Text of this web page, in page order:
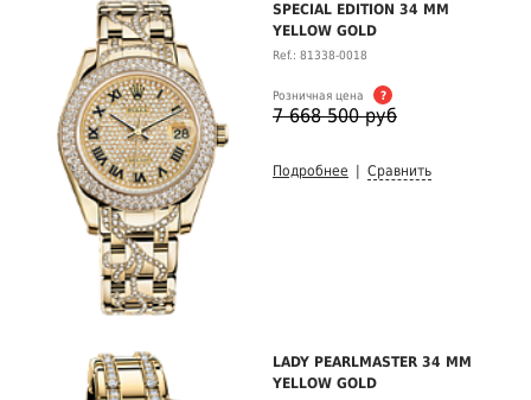
SPECIAL EDITION 34 MM
YELLOW GOLD
Ref.: 81338-0018
Розничная цена ?
7 668 500 руб
Подробнее Сравнить
LADY PEARLMASTER 34 MM
YELLOW GOLD